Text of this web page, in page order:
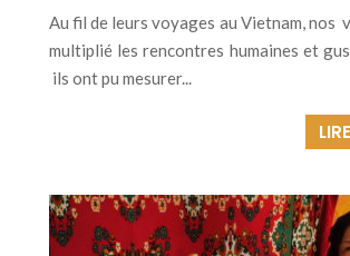
Au fil de leurs voyages au Vietnam, nos
multiplié les rencontres humaines et
ils ont pu mesurer...